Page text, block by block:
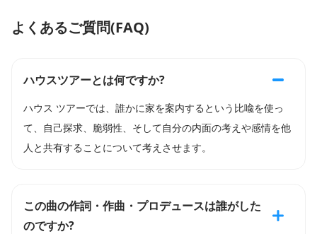
よくあるご質問(FAQ)
ハウスツアーとは何ですか?
ハウス ツアーでは、誰かに家を案内するという比喩を使っ
て、自己探求、脆弱性、そして自分の内面の考えや感情を他
人と共有することについて考えさせます。
この曲の作詞・作曲・プロデュースは誰がした
のですか?